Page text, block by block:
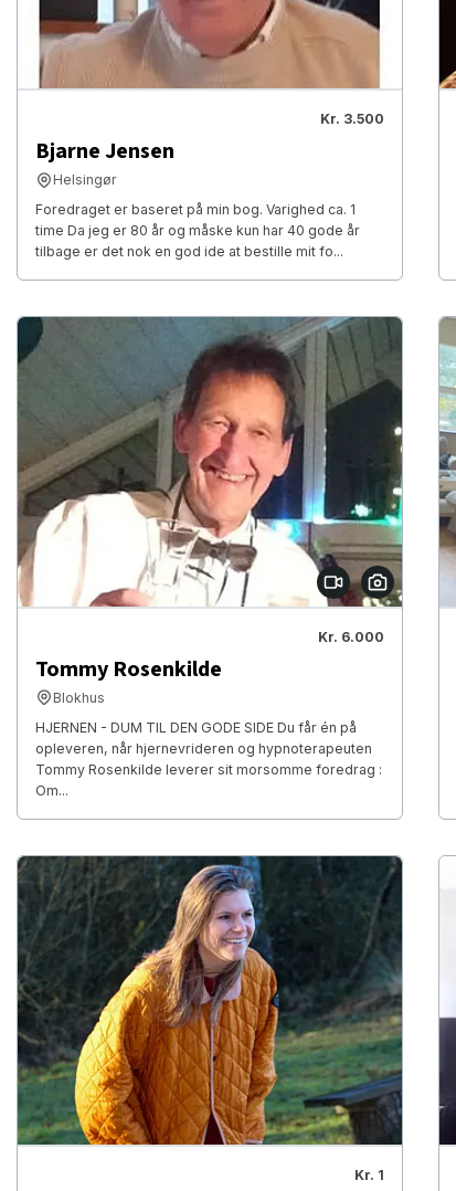
Kr. 3.500
Bjarne Jensen
Helsingør
Foredraget er baseret på min bog. Varighed ca. 1
time Da jeg er 80 år og måske kun har 40 gode år
tilbage er det nok en god ide at bestille mit fo...
Kr. 6.000
Tommy Rosenkilde
Blokhus
HJERNEN - DUM TIL DEN GODE SIDE Du får én på
opleveren, når hjernevrideren og hypnoterapeuten
Tommy Rosenkilde leverer sit morsomme foredrag :
Om...
Kr. 1